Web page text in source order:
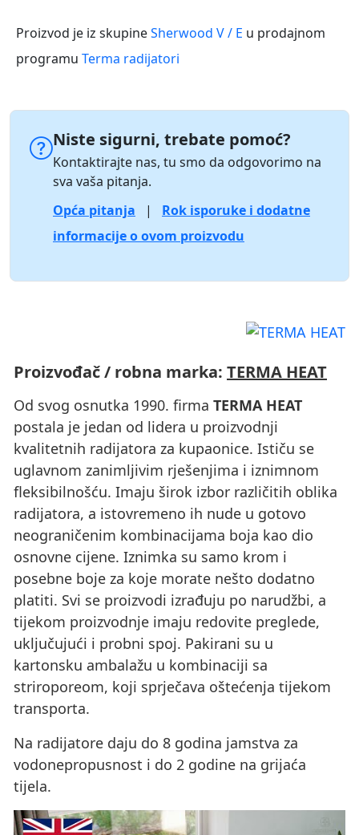
Proizvod je iz skupineSherwood V / E u prodajnom
programu Terma radijatori
Niste sigurni, trebate pomoć?
Kontaktirajte nas, tu smo da odgovorimo na
sva vaša pitanja.
Opća pitanja
|
Rok isporuke i dodatne
informacije o ovom proizvodu
Proizvođač / robna marka: TERMA HEAT
Od svog osnutka 1990. firma TERMA HEAT
postala je jedan od lidera u proizvodnji
kvalitetnih radijatora za kupaonice. Ističu se
uglavnom zanimljivim rješenjima i iznimnom
fleksibilnošću. Imaju širok izbor različitih oblika
radijatora, a istovremeno ih nude u gotovo
neograničenim kombinacijama boja kao dio
osnovne cijene. Iznimka su samo krom i
posebne boje za koje morate nešto dodatno
platiti. Svi se proizvodi izrađuju po narudžbi, a
tijekom proizvodnje imaju redovite preglede,
uključujući i probni spoj. Pakirani su u
kartonsku ambalažu u kombinaciji sa
striroporeom, koji sprječava oštećenja tijekom
transporta.
Na radijatore daju do 8 godina jamstva za
vodonepropusnost i do 2 godine na grijaća
tijela.